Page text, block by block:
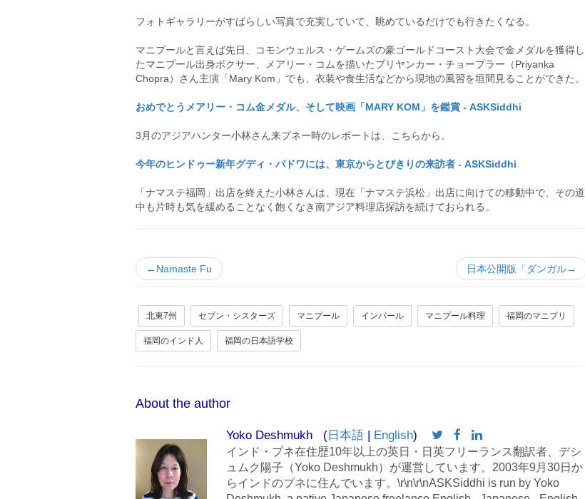
フォトギャラリーがすばらしい写真で充実していて、眺めているだけでも行きたくなる。
マニプールと言えば先日、コモンウェルス・ゲームズの豪ゴールドコースト大会で金メダルを獲得し
たマニプール出身ボクサー、メアリー・コムを描いたプリヤンカー・チョープラー（Priyanka
Chopra）さん主演「Mary Kom」でも、衣装や食生活などから現地の風習を垣間見ることができた。
おめでとうメアリー・コム金メダル、そして映画「MARY KOM」を鑑賞 - ASKSiddhi
3月のアジアハンター小林さん来プネー時のレポートは、こちらから。
今年のヒンドゥー新年グディ・パドワには、東京からとびきりの来訪者 - ASKSiddhi
「ナマステ福岡」出店を終えた小林さんは、現在「ナマステ浜松」出店に向けての移動中で、その道
中も片時も気を緩めることなく飽くなき南アジア料理店探訪を続けておられる。
←Namaste Fu 日本公開版「ダンガル→
北東7州 セブン・シスターズ マニプール インパール マニプール料理 福岡のマニプリ
福岡のインド人 福岡の日本語学校
About the author
Yoko Deshmukh ( 日本語 English)
インド・プネ在住歴10年以上の英日・日英フリーランス翻訳者、デシ
ュムク陽子（Yoko Deshmukh）が運営しています。2003年9月30日か
らインドのプネに住んでいます。\r\n\r\nASKSiddhi is run by Yoko